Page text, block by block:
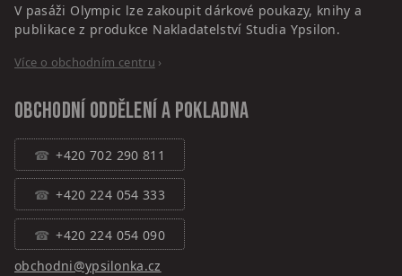
V pasáži Olympic lze zakoupit dárkové poukazy, knihy a
publikace z produkce Nakladatelství Studia Ypsilon.
Více o obchodním centru ›
Obchodní oddělení a pokladna
+420 702 290 811
+420 224 054 333
+420 224 054 090
obchodni@ypsilonka.cz